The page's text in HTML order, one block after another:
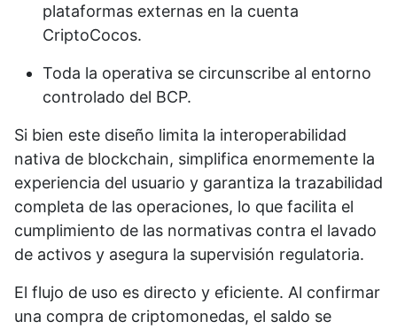
plataformas externas en la cuenta
CriptoCocos.
Toda la operativa se circunscribe al entorno
controlado del BCP.
Si bien este diseño limita la interoperabilidad
nativa de blockchain, simplifica enormemente la
experiencia del usuario y garantiza la trazabilidad
completa de las operaciones, lo que facilita el
cumplimiento de las normativas contra el lavado
de activos y asegura la supervisión regulatoria.
El flujo de uso es directo y eficiente. Al confirmar
una compra de criptomonedas, el saldo se